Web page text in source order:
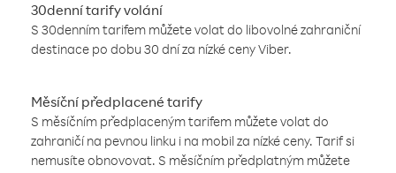
30denní tarify volání
S 30denním tarifem můžete volat do libovolné zahraniční
destinace po dobu 30 dní za nízké ceny Viber.
Měsíční předplacené tarify
S měsíčním předplaceným tarifem můžete volat do
zahraničí na pevnou linku i na mobil za nízké ceny. Tarif si
nemusíte obnovovat. S měsíčním předplatným můžete